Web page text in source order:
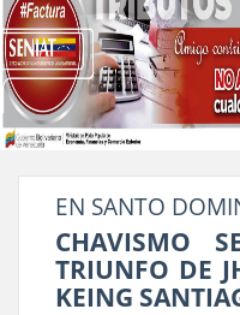
EN SANTO
CHAVISMO
TRIUNFO DE
KEING